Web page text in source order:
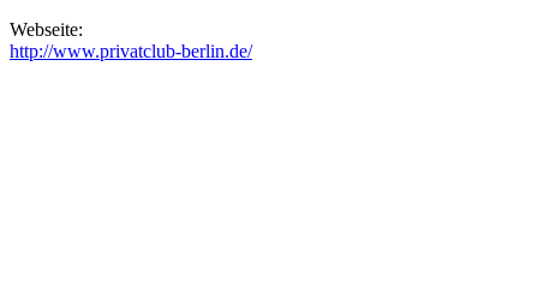
Webseite:
http://www.privatclub-berlin.de/